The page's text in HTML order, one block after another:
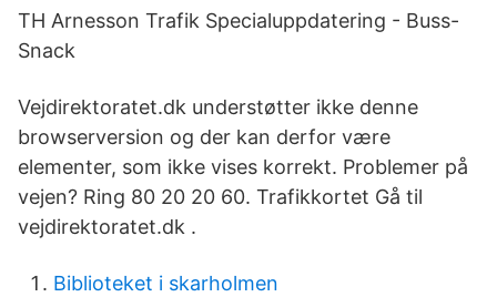
TH Arnesson Trafik Specialuppdatering - Buss-
Snack
Vejdirektoratet.dk understøtter ikke denne
browserversion og der kan derfor være
elementer, som ikke vises korrekt. Problemer på
vejen? Ring 80 20 20 60. Trafikkortet Gå til
vejdirektoratet.dk .
Biblioteket i skarholmen